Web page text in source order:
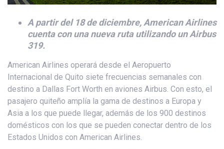
A partir del 18 de diciembre, American Airlines
cuenta con una nueva ruta utilizando un Airbus
319.
American Airlines operará desde el Aeropuerto
Internacional de Quito siete frecuencias semanales con
destino a Dallas Fort Worth en aviones Airbus. Con esto, el
pasajero quiteño amplía la gama de destinos a Europa y
Asia a los que puede llegar, además de los 900 destinos
domésticos con los que se pueden conectar dentro de los
Estados Unidos con American Airlines.